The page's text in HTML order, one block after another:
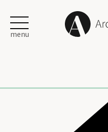
menu